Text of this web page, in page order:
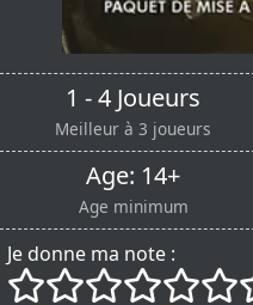
1 - 4 Joueurs
Meilleur à 3 joueurs
Age: 14+
Age minimum
Je donne ma note :
()
() () () () ()